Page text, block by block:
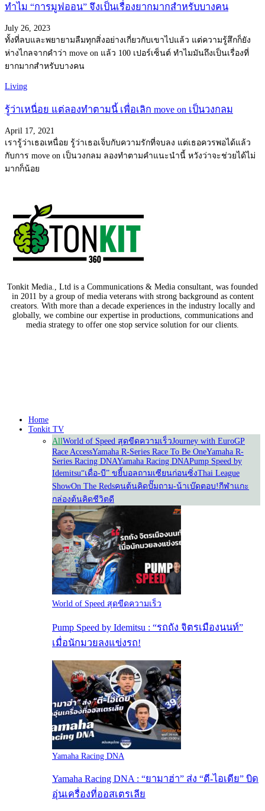
ทำไม “การมูฟออน” จึงเป็นเรื่องยากมากสำหรับบางคน
July 26, 2023
ทั้งที่ลบและพยายามลืมทุกสิ่งอย่างเกี่ยวกับเขาไปแล้ว แต่ความรู้สึกก็ยัง
ห่างไกลจากคำว่า move on แล้ว 100 เปอร์เซ็นต์ ทำไมมันถึงเป็นเรื่องที่
ยากมากสำหรับบางคน
Living
รู้ว่าเหนื่อย แต่ลองทำตามนี้ เพื่อเลิก move on เป็นวงกลม
April 17, 2021
เรารู้ว่าเธอเหนื่อย รู้ว่าเธอเจ็บกับความรักที่จบลง แต่เธอควรพอได้แล้ว
กับการ move on เป็นวงกลม ลองทำตามคำแนะนำนี้ หวังว่าจะช่วยได้ไม่
มากก็น้อย
Tonkit Media., Ltd is a Communications & Media consultant, was founded
in 2011 by a group of media veterans with strong background as content
creators. With more than a decade experiences in the industry locally and
globally, we combine our expertise in productions, communications and
media strategy to offer one stop service solution for our clients.
Home
Tonkit TV
AllWorld of Speed สุดขีดความเร็วJourney with EuroGP
Race AccessYamaha R-Series Race To Be OneYamaha R-
Series Racing DNAYamaha Racing DNAPump Speed by
Idemitsu“เดื่อ-บี” ขยี้บอลถามเซียนก่อนซิ่งThai League
ShowOn The Redsคนต้นคิดปั๊มถาม-น้าเบ๊ดตอบ!กีฬาแกะ
กล่องต้นคิดชีวิตดี
World of Speed สุดขีดความเร็ว
Pump Speed by Idemitsu : “รถถัง จิตรเมืองนนท์”
เมื่อนักมวยลงแข่งรถ!
Yamaha Racing DNA
Yamaha Racing DNA : “ยามาฮ่า” ส่ง “ตี-ไอเดีย” บิด
อุ่นเครื่องที่ออสเตรเลีย